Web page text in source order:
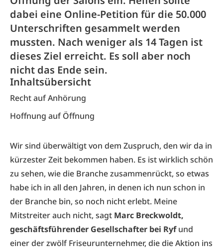
dabei eine Online-Petition für die 50.000
Unterschriften gesammelt werden
mussten. Nach weniger als 14 Tagen ist
dieses Ziel erreicht. Es soll aber noch
nicht das Ende sein.
Inhaltsübersicht
Recht auf Anhörung
Hoffnung auf Öffnung
Wir sind überwältigt von dem Zuspruch, den wir da in
kürzester Zeit bekommen haben. Es ist wirklich schön
zu sehen, wie die Branche zusammenrückt, so etwas
habe ich in all den Jahren, in denen ich nun schon in
der Branche bin, so noch nicht erlebt. Meine
Mitstreiter auch nicht, sagt Marc Breckwoldt,
geschäftsführender Gesellschafter bei Ryfund
einer der zwölf Friseurunternehmer, die die Aktion ins